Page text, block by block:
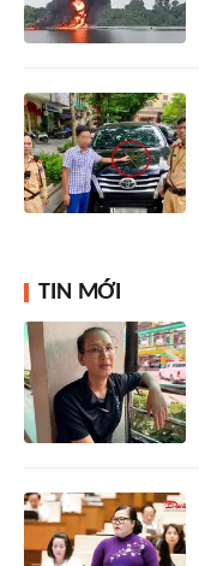
TIN MỚI